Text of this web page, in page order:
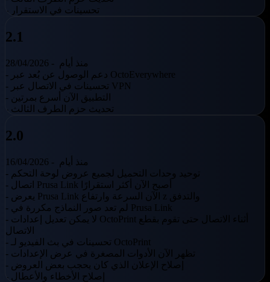
- تحسينات في الاستقرار
2.1
28/04/2026 - منذ أيام
- دعم الوصول عن بُعد عبر OctoEverywhere
- تحسينات في الاتصال عبر VPN
- التطبيق الآن أسرع بمرتين
- تحديث حزم الطرف الثالث
2.0
16/04/2026 - منذ أيام
- توحيد وحدات التحميل لجميع عروض لوحة التحكم
- اتصال Prusa Link أصبح الآن أكثر استقرارًا
- يعرض Prusa Link الآن السرعة وارتفاع z والتدفق
- لم تعد صور النماذج مكررة في Prusa Link
- لا يمكن تعديل إعدادات OctoPrint أثناء الاتصال حتى تقوم بقطع
الاتصال
- تحسينات في بث الفيديو لـ OctoPrint
- تظهر الآن الأدوات المصغرة في عرض الإعدادات
- إصلاح الإعلان الذي كان يحجب بعض العروض
- إصلاح الأخطاء والأعطال